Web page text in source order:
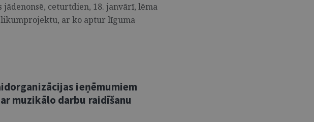
ceturtdien, 18. janvārī, lēma
ar ko aptur līguma
ieņēmumiem
muzikālo darbu raidīšanu